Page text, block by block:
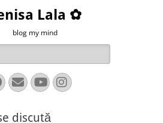
Lala ✿
blog my mind
EmailYouTube
Instagram
discută